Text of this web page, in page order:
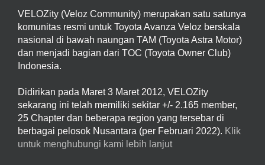
VELOZity (Veloz Community) merupakan satu satunya
komunitas resmi untuk Toyota Avanza Veloz berskala
nasional di bawah naungan TAM (Toyota Astra Motor)
dan menjadi bagian dari TOC (Toyota Owner Club)
Indonesia.
Didirikan pada Maret 3 Maret 2012, VELOZity
sekarang ini telah memiliki sekitar +/- 2.165 member,
25 Chapter dan beberapa region yang tersebar di
berbagai pelosok Nusantara (per Februari 2022). Klik
untuk menghubungi kami lebih lanjut